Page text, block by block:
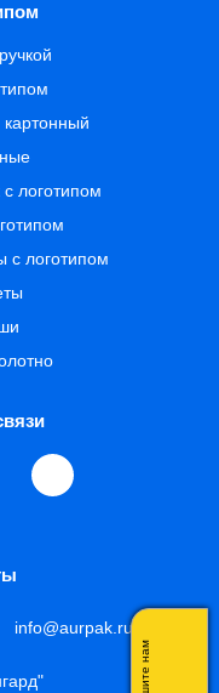
логотипом
с логотипом
info@aurpak.ru